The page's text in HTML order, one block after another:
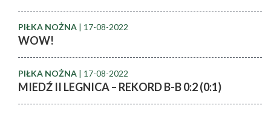
PIŁKA NOŻNA | 17-08-2022
WOW!
PIŁKA NOŻNA | 17-08-2022
MIEDŹ II LEGNICA – REKORD B-B 0:2 (0:1)